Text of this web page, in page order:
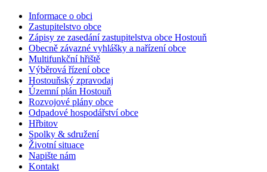
Informace o obci
Zastupitelstvo obce
Zápisy ze zasedání zastupitelstva obce Hostouň
Obecně závazné vyhlášky a nařízení obce
Multifunkční hřiště
Výběrová řízení obce
Hostouňský zpravodaj
Územní plán Hostouň
Rozvojové plány obce
Odpadové hospodářství obce
Hřbitov
Spolky & sdružení
Životní situace
Napište nám
Kontakt